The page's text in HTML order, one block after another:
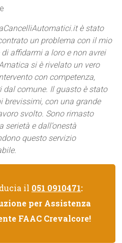
è stato
un problema con il mio
affidarmi a loro e non avrei
si è rivelato un vero
con competenza,
dal comune. Il guasto è stato
con una grande
svolto. Sono rimasto
e dall’onestà
questo servizio
il 051 0910471:
per Assistenza
FAAC Crevalcore!